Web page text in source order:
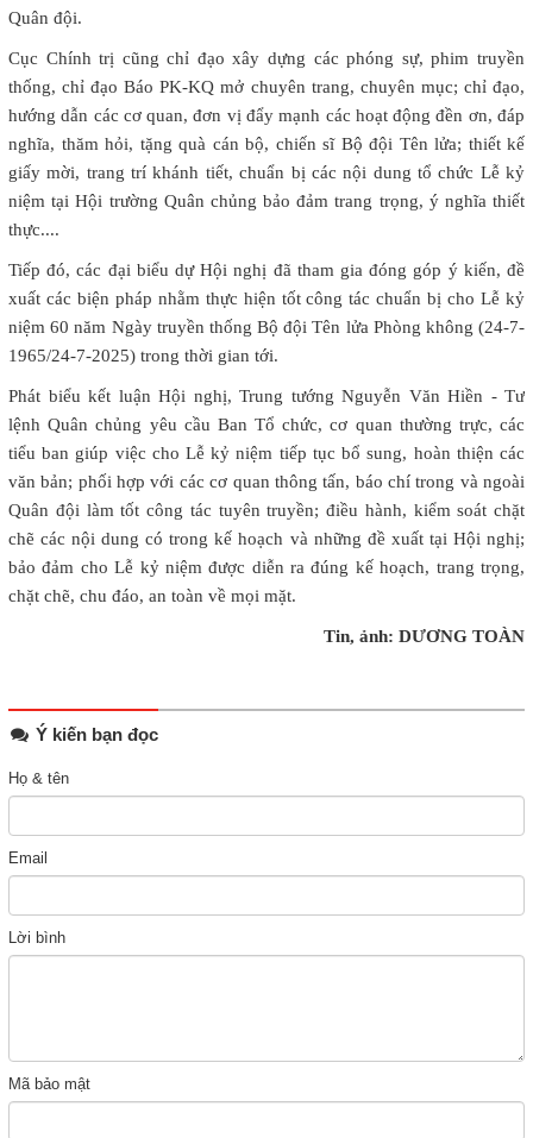
Quân đội.
Cục Chính trị cũng chỉ đạo xây dựng các phóng sự, phim truyền
thống, chỉ đạo Báo PK-KQ mở chuyên trang, chuyên mục; chỉ đạo,
hướng dẫn các cơ quan, đơn vị đẩy mạnh các hoạt động đền ơn, đáp
nghĩa, thăm hỏi, tặng quà cán bộ, chiến sĩ Bộ đội Tên lửa; thiết kế
giấy mời, trang trí khánh tiết, chuẩn bị các nội dung tổ chức Lễ kỷ
niệm tại Hội trường Quân chủng bảo đảm trang trọng, ý nghĩa thiết
thực....
Tiếp đó, các đại biểu dự Hội nghị đã tham gia đóng góp ý kiến, đề
xuất các biện pháp nhằm thực hiện tốt công tác chuẩn bị cho Lễ kỷ
niệm 60 năm Ngày truyền thống Bộ đội Tên lửa Phòng không (24-7-
1965/24-7-2025) trong thời gian tới.
Phát biểu kết luận Hội nghị, Trung tướng Nguyễn Văn Hiền - Tư
lệnh Quân chủng yêu cầu Ban Tổ chức, cơ quan thường trực, các
tiểu ban giúp việc cho Lễ kỷ niệm tiếp tục bổ sung, hoàn thiện các
văn bản; phối hợp với các cơ quan thông tấn, báo chí trong và ngoài
Quân đội làm tốt công tác tuyên truyền; điều hành, kiểm soát chặt
chẽ các nội dung có trong kế hoạch và những đề xuất tại Hội nghị;
bảo đảm cho Lễ kỷ niệm được diễn ra đúng kế hoạch, trang trọng,
chặt chẽ, chu đáo, an toàn về mọi mặt.
Tin, ảnh: DƯƠNG TOÀN
Ý kiến bạn đọc
Họ & tên
Email
Lời bình
Mã bảo mật